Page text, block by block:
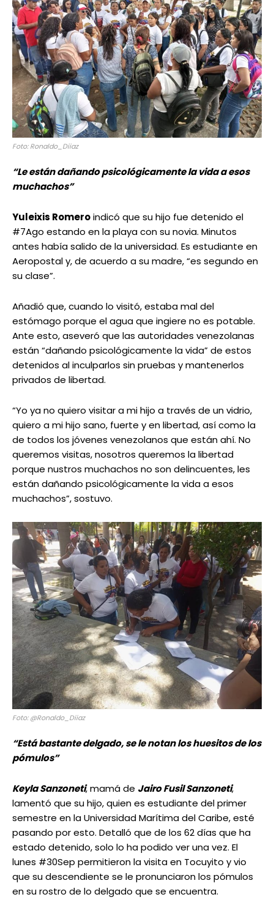
Foto: Ronaldo_Diiaz
“Le están dañando psicológicamente la vida a esos
muchachos”
Yuleixis Romeroindicó que su hijo fue detenido el
#7Ago estando en la playa con su novia. Minutos
antes había salido de la universidad. Es estudiante en
Aeropostal y, de acuerdo a su madre, “es segundo en
su clase”.
Añadió que, cuando lo visitó, estaba mal del
estómago porque el agua que ingiere no es potable.
Ante esto, aseveró que las autoridades venezolanas
están “dañando psicológicamente la vida” de estos
detenidos al inculparlos sin pruebas y mantenerlos
privados de libertad.
“Yo ya no quiero visitar a mi hijo a través de un vidrio,
quiero a mi hijo sano, fuerte y en libertad, así como la
de todos los jóvenes venezolanos que están ahí. No
queremos visitas, nosotros queremos la libertad
porque nustros muchachos no son delincuentes, les
están dañando psicológicamente la vida a esos
muchachos”, sostuvo.
Foto: @Ronaldo_Diiaz
“Está bastante delgado, se le notan los huesitos de los
pómulos”
Keyla Sanzoneti, mamá de Jairo Fusil Sanzoneti,
lamentó que su hijo, quien es estudiante del primer
semestre en la Universidad Marítima del Caribe, esté
pasando por esto. Detalló que de los 62 días que ha
estado detenido, solo lo ha podido ver una vez. El
lunes #30Sep permitieron la visita en Tocuyito y vio
que su descendiente se le pronunciaron los pómulos
en su rostro de lo delgado que se encuentra.